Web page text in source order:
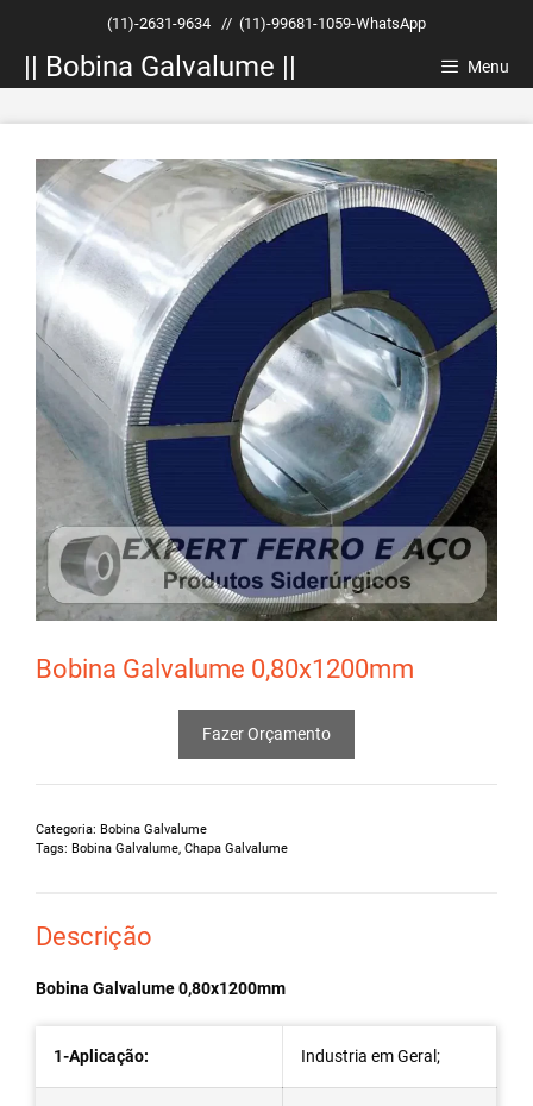
conteúdo
(11)-2631-9634 // (11)-99681-1059-WhatsApp
|| Bobina Galvalume || Menu
Bobina Galvalume 0,80x1200mm
Fazer Orçamento
Categoria: Bobina Galvalume
Tags: Bobina Galvalume, Chapa Galvalume
Descrição
Bobina Galvalume 0,80x1200mm
1-Aplicação: Industria em Geral;